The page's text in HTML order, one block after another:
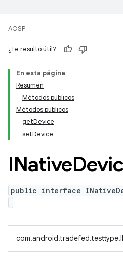
AOSP
¿Te resultó útil?
En esta página
Resumen
Métodos públicos
Métodos públicos
getDevice
setDevice
INative
public interface